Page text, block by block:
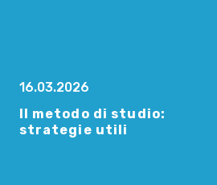
16.03.2026
Il metodo di studio:
strategie utili